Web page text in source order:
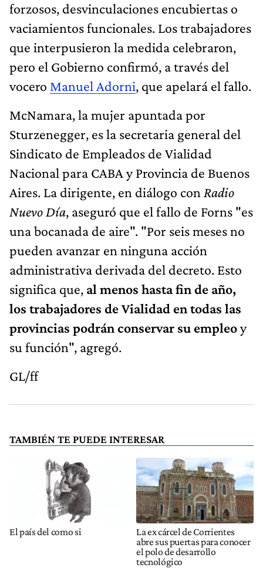
forzosos, desvinculaciones encubiertas o
vaciamientos funcionales. Los trabajadores
que interpusieron la medida celebraron,
pero el Gobierno confirmó, a través del
vocero Manuel Adorni, que apelará el fallo.
McNamara, la mujer apuntada por
Sturzenegger, es la secretaria general del
Sindicato de Empleados de Vialidad
Nacional para CABA y Provincia de Buenos
Aires. La dirigente, en diálogo con Radio
Nuevo Día, aseguró que el fallo de Forns "es
una bocanada de aire". "Por seis meses no
pueden avanzar en ninguna acción
administrativa derivada del decreto. Esto
significa que, al menos hasta fin de año,
los trabajadores de Vialidad en todas las
provincias podrán conservar su empleoy
su función", agregó.
GL/ff
TAMBIÉN TE PUEDE INTERESAR
El país del como si
La ex cárcel de Corrientes
abre sus puertas para conocer
el polo de desarrollo
tecnológico